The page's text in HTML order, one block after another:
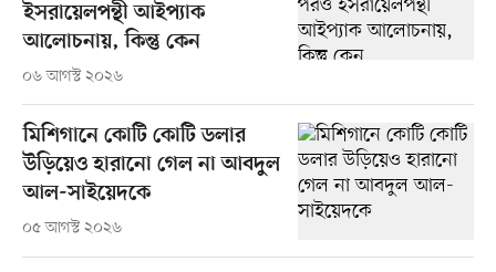
ইসরায়েলপন্থী আইপ্যাক
আলোচনায়, কিন্তু কেন
০৬ আগস্ট ২০২৬
মিশিগানে কোটি কোটি ডলার
উড়িয়েও হারানো গেল না আবদুল
আল-সাইয়েদকে
০৫ আগস্ট ২০২৬